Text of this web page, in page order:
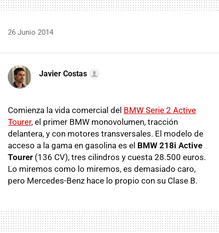
26 Junio 2014
Javier Costas
Comienza la vida comercial del BMW Serie 2 Active
Tourer, el primer BMW monovolumen, tracción
delantera, y con motores transversales. El modelo de
acceso a la gama en gasolina es el BMW 218i Active
Tourer (136 CV), tres cilindros y cuesta 28.500 euros.
Lo miremos como lo miremos, es demasiado caro,
pero Mercedes-Benz hace lo propio con su Clase B.